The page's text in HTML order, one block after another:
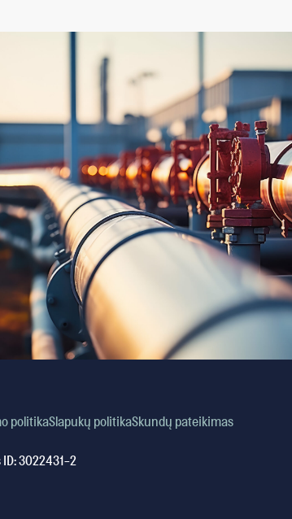
politikaSlapukų politikaSkundų pateikimas
3022431-2